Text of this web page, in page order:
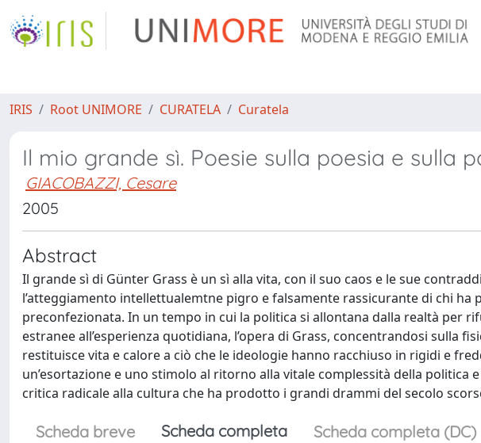
IRIS Root UNIMORE CURATELA Curatela
Il mio grande sì. Poesie sulla poesia e sulla
GIACOBAZZI, Cesare
2005
Abstract
Il grande sì di Günter Grass è un sì alla vita, con il suo caos e le sue
l’atteggiamento intellettualemtne pigro e falsamente rassicurante di chi
preconfezionata. In un tempo in cui la politica si allontana dalla realtà per
estranee all’esperienza quotidiana, l’opera di Grass, concentrandosi sulla
restituisce vita e calore a ciò che le ideologie hanno racchiuso in rigidi e
un’esortazione e uno stimolo al ritorno alla vitale complessità della politica
critica radicale alla cultura che ha prodotto i grandi drammi del secolo
Scheda breve Scheda completa Scheda completa (DC)